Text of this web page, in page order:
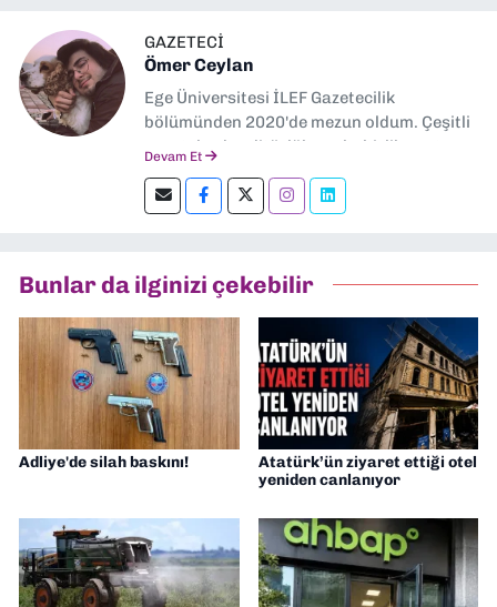
GAZETECİ
Ömer Ceylan
Ege Üniversitesi İLEF Gazetecilik
bölümünden 2020'de mezun oldum. Çeşitli
gazetelerde editörlük, muhabirlik yaptım.
editörlük yapıyorum.
Devam Et
Bunlar da ilginizi çekebilir
Adliye'de silah baskını!
Atatürk’ün ziyaret ettiği otel
yeniden canlanıyor